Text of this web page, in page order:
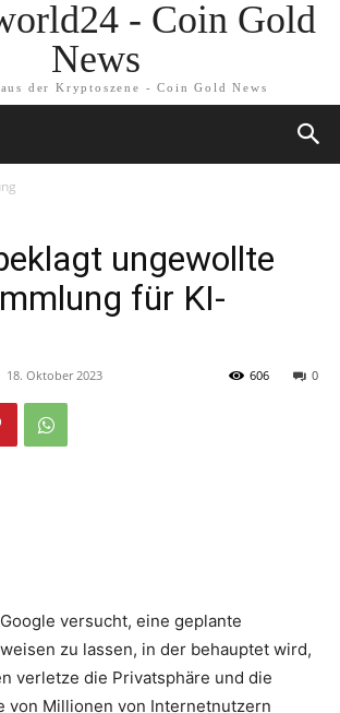
- Coin Gold
News
der Kryptoszene - Coin Gold News
ungewollte
für KI-
18. Oktober 2023 0
606
versucht, eine geplante
zu lassen, in der behauptet wird,
verletze die Privatsphäre und die
von Millionen von Internetnutzern